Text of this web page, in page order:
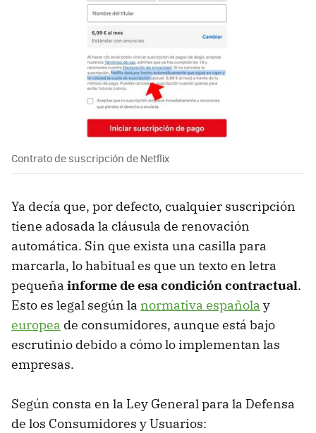
Contrato de suscripción de Netflix
Ya decía que, por defecto, cualquier suscripción
tiene adosada la cláusula de renovación
automática. Sin que exista una casilla para
marcarla, lo habitual es que un texto en letra
pequeña informe de esa condición contractual.
Esto es legal según la normativa española y
europea de consumidores, aunque está bajo
escrutinio debido a cómo lo implementan las
empresas.
Según consta en la Ley General para la Defensa
de los Consumidores y Usuarios: